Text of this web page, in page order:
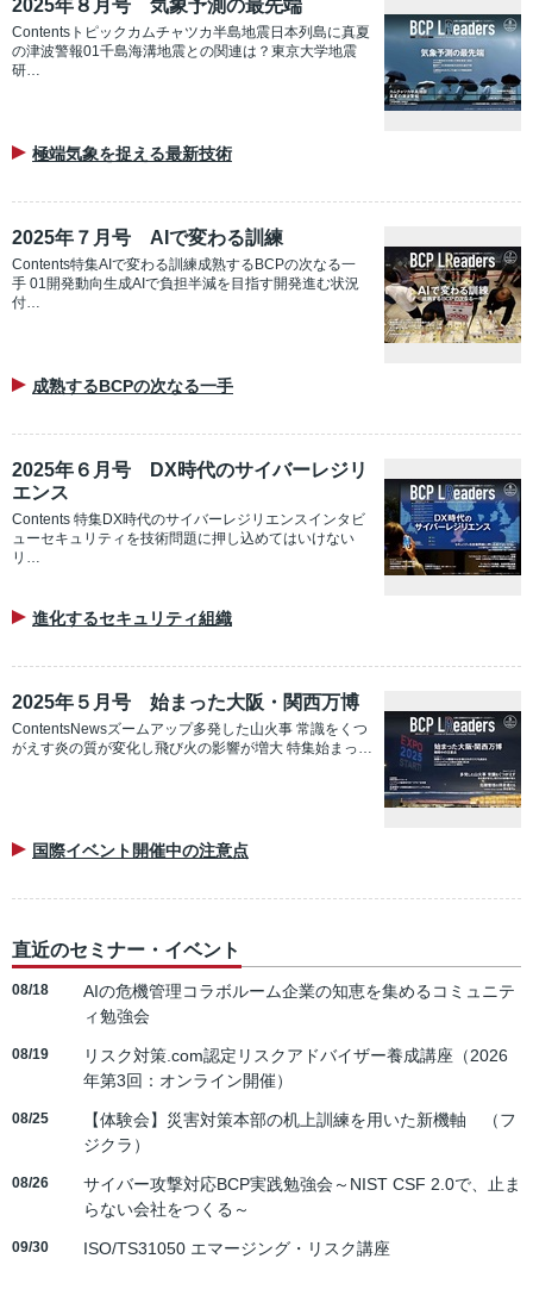
2025年８月号 気象予測の最先端
Contentsトピックカムチャツカ半島地震日本列島に真夏
の津波警報01千島海溝地震との関連は？東京大学地震
研…
極端気象を捉える最新技術
2025年７月号 AIで変わる訓練
Contents特集AIで変わる訓練成熟するBCPの次なる一
手 01開発動向生成AIで負担半減を目指す開発進む状況
付…
成熟するBCPの次なる一手
2025年６月号 DX時代のサイバーレジリ
エンス
Contents 特集DX時代のサイバーレジリエンスインタビ
ューセキュリティを技術問題に押し込めてはいけない
リ…
進化するセキュリティ組織
2025年５月号 始まった大阪・関西万博
ContentsNewsズームアップ多発した山火事 常識をくつ
がえす炎の質が変化し飛び火の影響が増大 特集始まっ…
国際イベント開催中の注意点
直近のセミナー・イベント
08/18
AIの危機管理コラボルーム企業の知恵を集めるコミュニテ
ィ勉強会
08/19
リスク対策.com認定リスクアドバイザー養成講座（2026
年第3回：オンライン開催）
08/25
【体験会】災害対策本部の机上訓練を用いた新機軸 （フ
ジクラ）
08/26
サイバー攻撃対応BCP実践勉強会～NIST CSF 2.0で、止ま
らない会社をつくる～
09/30 ISO/TS31050 エマージング・リスク講座